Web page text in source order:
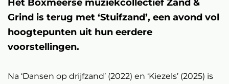
Het Boxmeerse muziekcollectief Zand &
Grind is terug met ‘Stuifzand’, een avond vol
hoogtepunten uit hun eerdere
voorstellingen.
Na ‘Dansen op drijfzand’ (2022) en ‘Kiezels’ (2025) is